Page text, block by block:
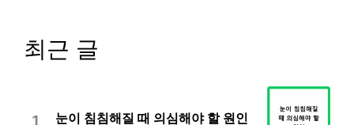
최근 글
1 눈이 침침해질 때 의심해야 할 원인